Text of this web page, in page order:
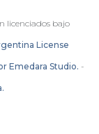
licenciados bajo
License
Emedara Studio. -